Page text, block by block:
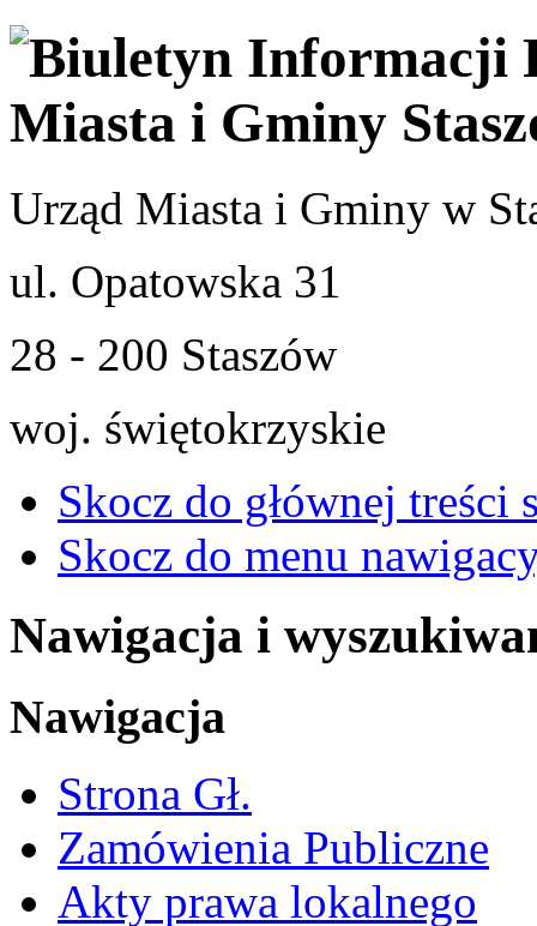
Urząd Miasta i Gminy w
ul. Opatowska 31
28 - 200 Staszów
woj. świętokrzyskie
Skocz do głównej treści
Skocz do menu
Nawigacja i
Nawigacja
Strona Gł.
Zamówienia Publiczne
Akty prawa lokalnego